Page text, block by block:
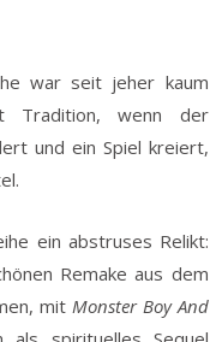
war seit jeher kaum
Tradition, wenn der
und ein Spiel kreiert,
ein abstruses Relikt:
Remake aus dem
mit Monster Boy And